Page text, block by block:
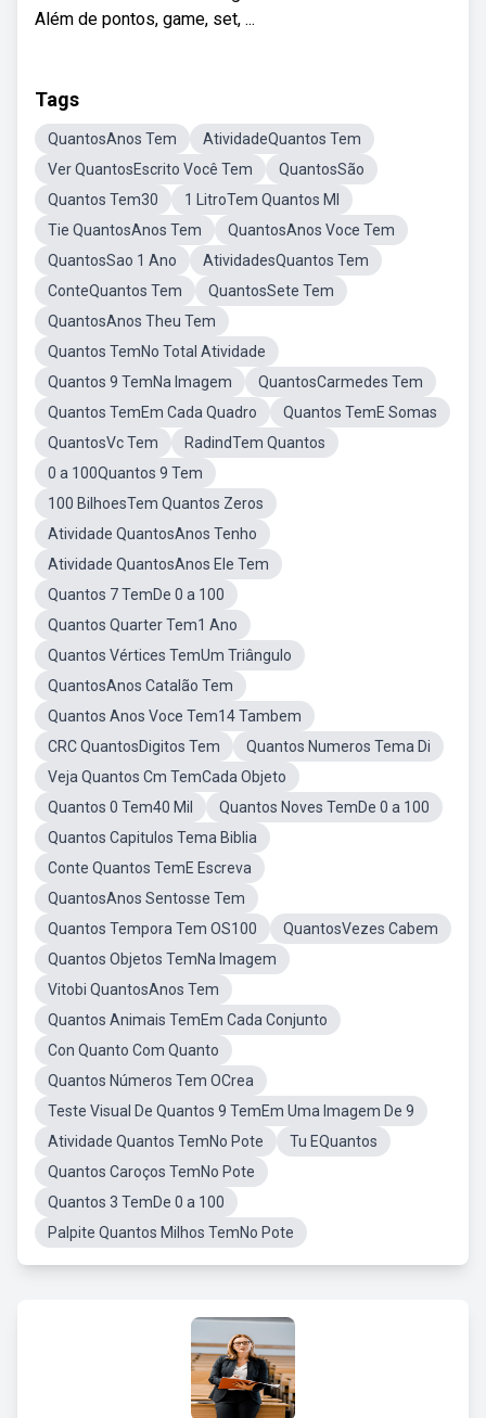
Além de pontos, game, set, ...
Tags
QuantosAnos Tem
AtividadeQuantos Tem
Ver QuantosEscrito Você Tem
QuantosSão
Quantos Tem30
1 LitroTem Quantos Ml
Tie QuantosAnos Tem
QuantosAnos Voce Tem
QuantosSao 1 Ano
AtividadesQuantos Tem
ConteQuantos Tem
QuantosSete Tem
QuantosAnos Theu Tem
Quantos TemNo Total Atividade
Quantos 9 TemNa Imagem
QuantosCarmedes Tem
Quantos TemEm Cada Quadro
Quantos TemE Somas
QuantosVc Tem
RadindTem Quantos
0 a 100Quantos 9 Tem
100 BilhoesTem Quantos Zeros
Atividade QuantosAnos Tenho
Atividade QuantosAnos Ele Tem
Quantos 7 TemDe 0 a 100
Quantos Quarter Tem1 Ano
Quantos Vértices TemUm Triângulo
QuantosAnos Catalão Tem
Quantos Anos Voce Tem14 Tambem
CRC QuantosDigitos Tem
Quantos Numeros Tema Di
Veja Quantos Cm TemCada Objeto
Quantos 0 Tem40 Mil
Quantos Noves TemDe 0 a 100
Quantos Capitulos Tema Biblia
Conte Quantos TemE Escreva
QuantosAnos Sentosse Tem
Quantos Tempora Tem OS100
QuantosVezes Cabem
Quantos Objetos TemNa Imagem
Vitobi QuantosAnos Tem
Quantos Animais TemEm Cada Conjunto
Con Quanto Com Quanto
Quantos Números Tem OCrea
Teste Visual De Quantos 9 TemEm Uma Imagem De 9
Atividade Quantos TemNo Pote
Tu EQuantos
Quantos Caroços TemNo Pote
Quantos 3 TemDe 0 a 100
Palpite Quantos Milhos TemNo Pote